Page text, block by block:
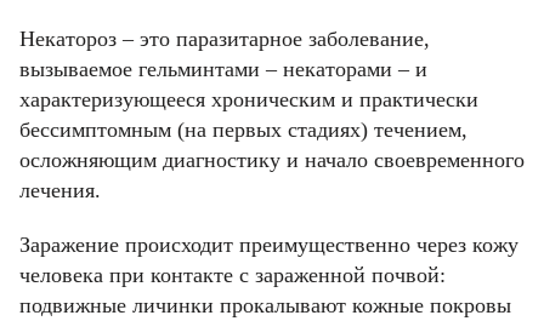
Некатороз – это паразитарное заболевание,
вызываемое гельминтами – некаторами – и
характеризующееся хроническим и практически
бессимптомным (на первых стадиях) течением,
осложняющим диагностику и начало своевременного
лечения.
Заражение происходит преимущественно через кожу
человека при контакте с зараженной почвой:
подвижные личинки прокалывают кожные покровы